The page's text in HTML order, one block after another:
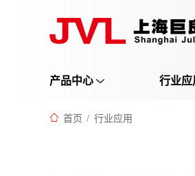
产品中心 行业应
首页 / 行业应用